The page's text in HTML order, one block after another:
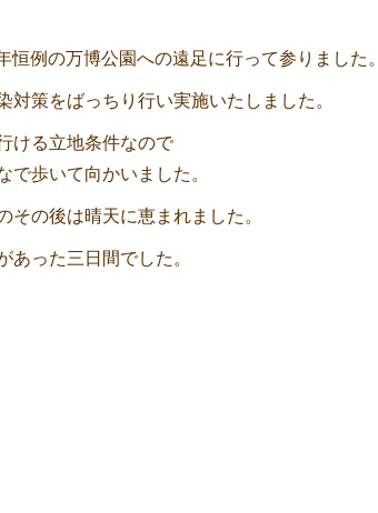
例の万博公園への遠足に行って参りました。
策をばっちり行い実施いたしました。
ける立地条件なので
で歩いて向かいました。
の後は晴天に恵まれました。
あった三日間でした。